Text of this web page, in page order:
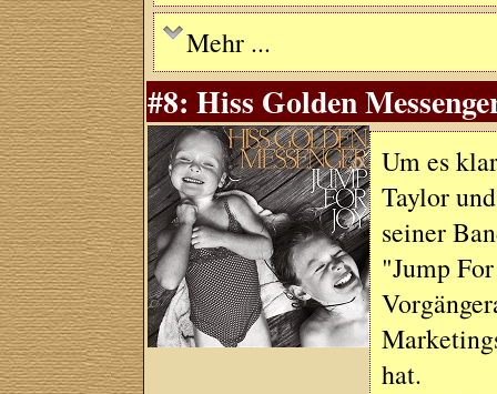
Mehr ...
#8: Hiss Golden
Um es
Taylor
seiner
"Jump
hat.